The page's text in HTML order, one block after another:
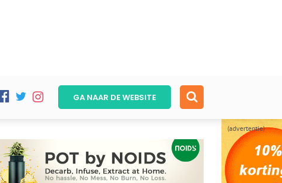
(advertentie)
GA NAAR DEWEBSITE